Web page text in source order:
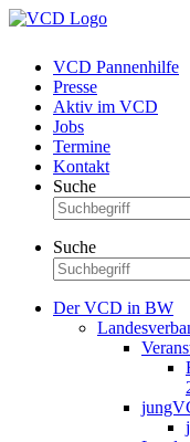
VCD Pannenhilfe
Presse
Aktiv im VCD
Jobs
Termine
Kontakt
Suche
Suche
Der VCD in BW